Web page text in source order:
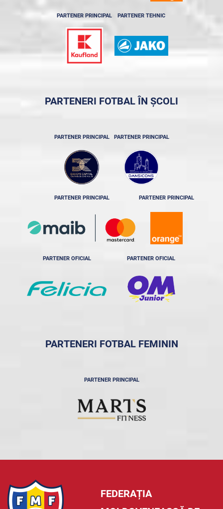
PARTENER PRINCIPAL PARTENER TEHNIC
PARTENERI FOTBAL ÎN ȘCOLI
PARTENER PRINCIPAL PARTENER PRINCIPAL
PARTENER PRINCIPAL PARTENER PRINCIPAL
PARTENER OFICIAL PARTENER OFICIAL
PARTENERI FOTBAL FEMININ
PARTENER PRINCIPAL
FEDERAȚIA